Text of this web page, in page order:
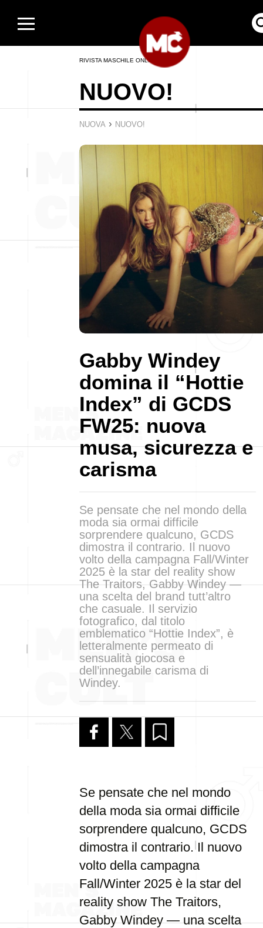
RIVISTA MASCHILE ONLINE
NUOVO!
NUOVA › NUOVO!
Gabby Windey
domina il “Hottie
Index” di GCDS
FW25: nuova
musa, sicurezza e
carisma
Se pensate che nel mondo della
moda sia ormai difficile
sorprendere qualcuno, GCDS
dimostra il contrario. Il nuovo
volto della campagna Fall/Winter
2025 è la star del reality show
The Traitors, Gabby Windey —
una scelta del brand tutt’altro
che casuale. Il servizio
fotografico, dal titolo
emblematico “Hottie Index”, è
letteralmente permeato di
sensualità giocosa e
dell’innegabile carisma di
Windey.
Se pensate che nel mondo
della moda sia ormai difficile
sorprendere qualcuno, GCDS
dimostra il contrario. Il nuovo
volto della campagna
Fall/Winter 2025 è la star del
reality show The Traitors,
Gabby Windey — una scelta